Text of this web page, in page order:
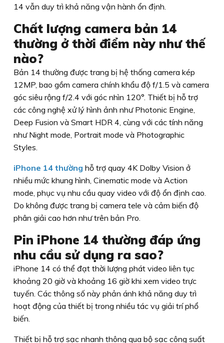
14 vẫn duy trì khả năng vận hành ổn định.
Chất lượng camera bản 14
thường ở thời điểm này như thế
nào?
Bản 14 thường được trang bị hệ thống camera kép
12MP, bao gồm camera chính khẩu độ f/1.5 và camera
góc siêu rộng f/2.4 với góc nhìn 120°. Thiết bị hỗ trợ
các công nghệ xử lý hình ảnh như Photonic Engine,
Deep Fusion và Smart HDR 4, cùng với các tính năng
như Night mode, Portrait mode và Photographic
Styles.
iPhone 14 thường hỗ trợ quay 4K Dolby Vision ở
nhiều mức khung hình, Cinematic mode và Action
mode, phục vụ nhu cầu quay video với độ ổn định cao.
Do không được trang bị camera tele và cảm biến độ
phân giải cao hơn như trên bản Pro.
Pin iPhone 14 thường đáp ứng
nhu cầu sử dụng ra sao?
iPhone 14 có thể đạt thời lượng phát video liên tục
khoảng 20 giờ và khoảng 16 giờ khi xem video trực
tuyến. Các thông số này phản ánh khả năng duy trì
hoạt động của thiết bị trong nhiều tác vụ giải trí phổ
biến.
Thiết bị hỗ trợ sạc nhanh thông qua bộ sạc công suất